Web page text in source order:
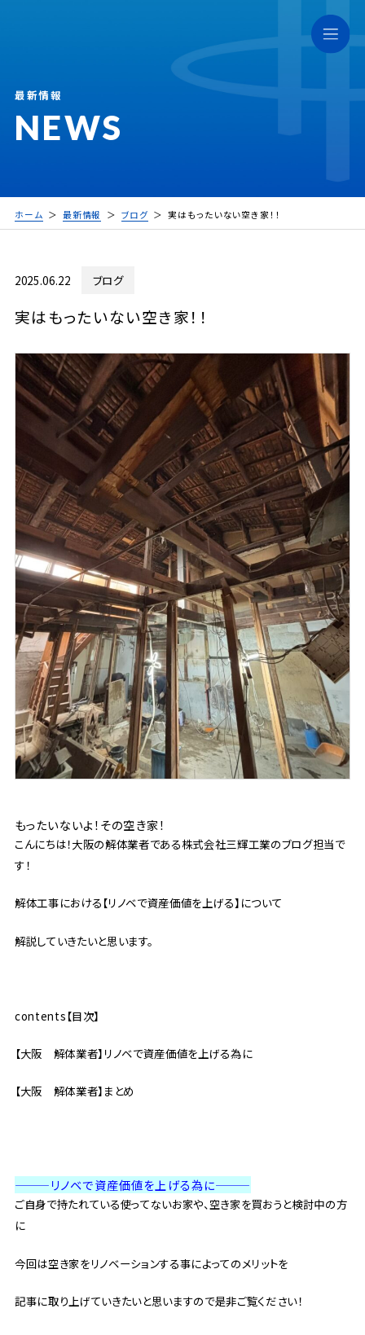
NEWS
最新情報
ホーム 最新情報 ブログ 実はもったいない空き家！！
2025.06.22 ブログ
実はもったいない空き家！！
もったいないよ！その空き家！
こんにちは！大阪の解体業者である株式会社三輝工業のブログ担当で
す！
解体工事における【リノベで資産価値を上げる】について
解説していきたいと思います。
contents【目次】
【大阪 解体業者】リノベで資産価値を上げる為に
【大阪 解体業者】まとめ
———リノベで資産価値を上げる為に———
ご自身で持たれている使ってないお家や、空き家を買おうと検討中の方
に
今回は空き家をリノベーションする事によってのメリットを
記事に取り上げていきたいと思いますので是非ご覧ください！